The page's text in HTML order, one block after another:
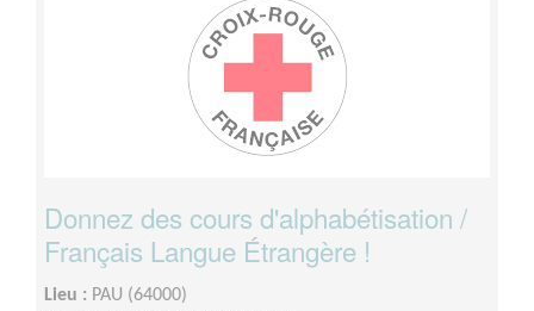
Donnez des cours d'alphabétisation /
Français Langue Étrangère !
Lieu : PAU (64000)